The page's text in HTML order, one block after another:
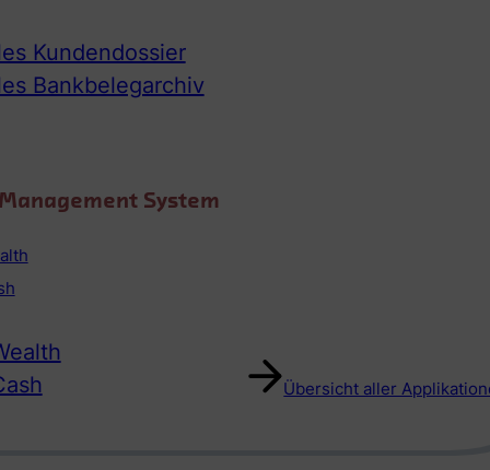
Kundendossier
Bankbelegarchiv
System
Übersicht aller